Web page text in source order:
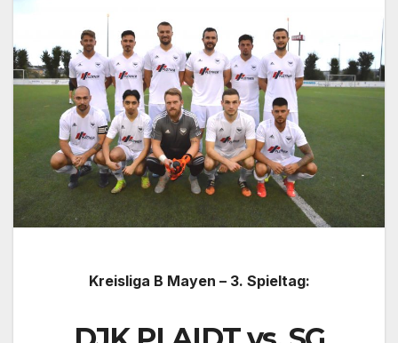
Kreisliga B Mayen – 3. Spieltag: